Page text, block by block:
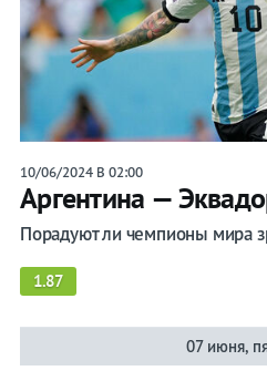
10/06/2024 В 02:00
Аргентина —
Порадуют ли чемпионы мира
1.87
07 июня,